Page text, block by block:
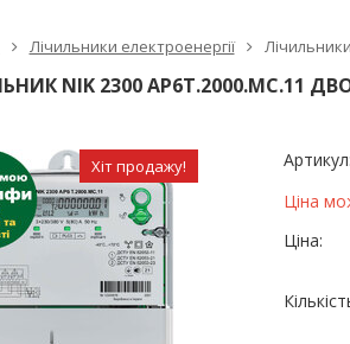
NIK 2300
Лічильник NIK
Лічильники електроенергії
NIK 2300
Хіт продажу! Артикул:
Ціна
Ціна: